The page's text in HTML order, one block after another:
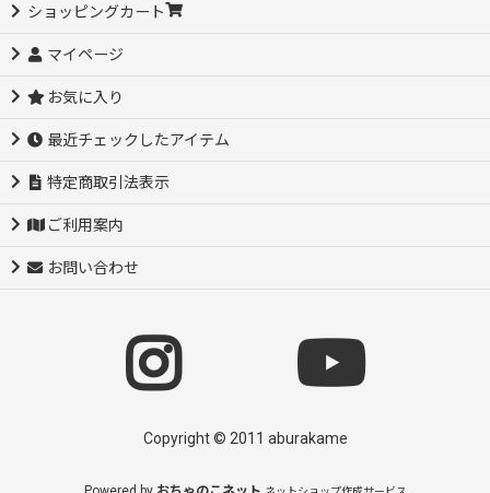
ショッピングカート
マイページ
お気に入り
最近チェックしたアイテム
特定商取引法表示
ご利用案内
お問い合わせ
Copyright © 2011 aburakame